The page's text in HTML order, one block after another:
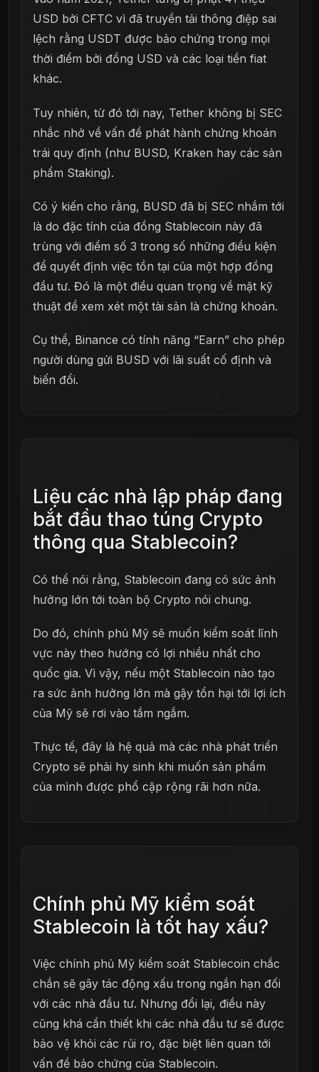
USD bởi CFTC vì đã truyền tải thông điệp sai
lệch rằng USDT được bảo chứng trong mọi
thời điểm bởi đồng USD và các loại tiền fiat
khác.
Tuy nhiên, từ đó tới nay, Tether không bị SEC
nhắc nhở về vấn đề phát hành chứng khoán
trái quy định (như BUSD, Kraken hay các sản
phẩm Staking).
Có ý kiến cho rằng, BUSD đã bị SEC nhắm tới
là do đặc tính của đồng Stablecoin này đã
trùng với điểm số 3 trong số những điều kiện
để quyết định việc tồn tại của một hợp đồng
đầu tư. Đó là một điều quan trọng về mặt kỹ
thuật để xem xét một tài sản là chứng khoán.
Cụ thể, Binance có tính năng “Earn” cho phép
người dùng gửi BUSD với lãi suất cố định và
biến đổi.
Liệu các nhà lập pháp đang
bắt đầu thao túng Crypto
thông qua Stablecoin?
Có thể nói rằng, Stablecoin đang có sức ảnh
hưởng lớn tới toàn bộ Crypto nói chung.
Do đó, chính phủ Mỹ sẽ muốn kiểm soát lĩnh
vực này theo hướng có lợi nhiều nhất cho
quốc gia. Vì vậy, nếu một Stablecoin nào tạo
ra sức ảnh hưởng lớn mà gậy tổn hại tới lợi ích
của Mỹ sẽ rơi vào tầm ngắm.
Thực tế, đây là hệ quả mà các nhà phát triển
Crypto sẽ phải hy sinh khi muốn sản phẩm
của mình được phổ cập rộng rãi hơn nữa.
Chính phủ Mỹ kiểm soát
Stablecoin là tốt hay xấu?
Việc chính phủ Mỹ kiểm soát Stablecoin chắc
chắn sẽ gây tác động xấu trong ngắn hạn đối
với các nhà đầu tư. Nhưng đổi lại, điều này
cũng khá cần thiết khi các nhà đầu tư sẽ được
bảo vệ khỏi các rủi ro, đặc biệt liên quan tới
vấn đề bảo chứng của Stablecoin.